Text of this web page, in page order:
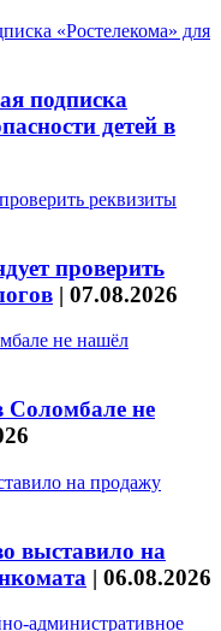
подписка
детей в
проверить
| 07.08.2026
не
выставило на
| 06.08.2026